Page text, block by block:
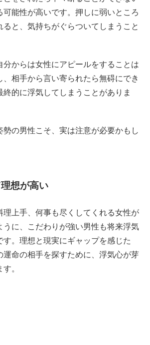
能性が高いです。押しに弱いところ
ると、気持ちがぐらついてしまうこと
分からは女性にアピールをすることは
、相手から言い寄られたら無碍にでき
的に浮気してしまうことがありま
の男性こそ、実は注意が必要かもし
想が高い
理上手、何事も尽くしてくれる女性が
うに、こだわりが強い男性も将来浮気
。理想と現実にギャップを感じた
運命の相手を探すために、浮気心が芽
。